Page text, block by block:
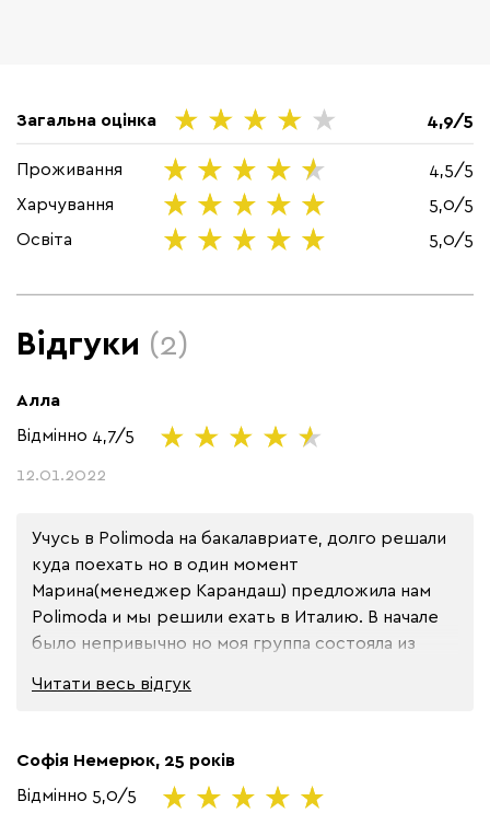
Загальна оцінка 4,9/5
Проживання
4,5/5
Харчування
5,0/5
Освіта
5,0/5
Відгуки (2)
Алла
Відмінно 4,7/5
12.01.2022
Учусь в Polimoda на бакалавриате, долго решали
куда поехать но в один момент
Марина(менеджер Карандаш) предложила нам
Polimoda и мы решили ехать в Италию. В начале
было непривычно но моя группа состояла из
освоиться, а преподаватели готовы ответить на
нравится обстановка в которой тебя не
ограничивают, а наооборот поддталкивают к
творчеству и созданию своего стиля
Читати весь відгук
Софія Немерюк, 25 років
Відмінно 5,0/5